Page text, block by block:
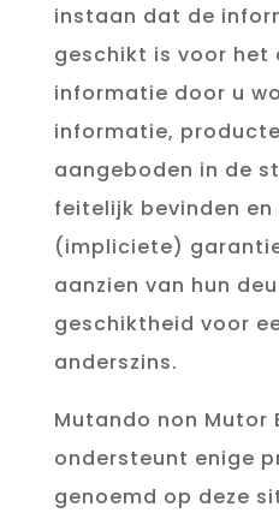
instaan dat de
geschikt is voor het
informatie door u
informatie,
aangeboden in de
feitelijk bevinden en
(impliciete)
aanzien van hun
geschiktheid voor
anderszins.
Mutando non Mutor
ondersteunt enige
genoemd op deze